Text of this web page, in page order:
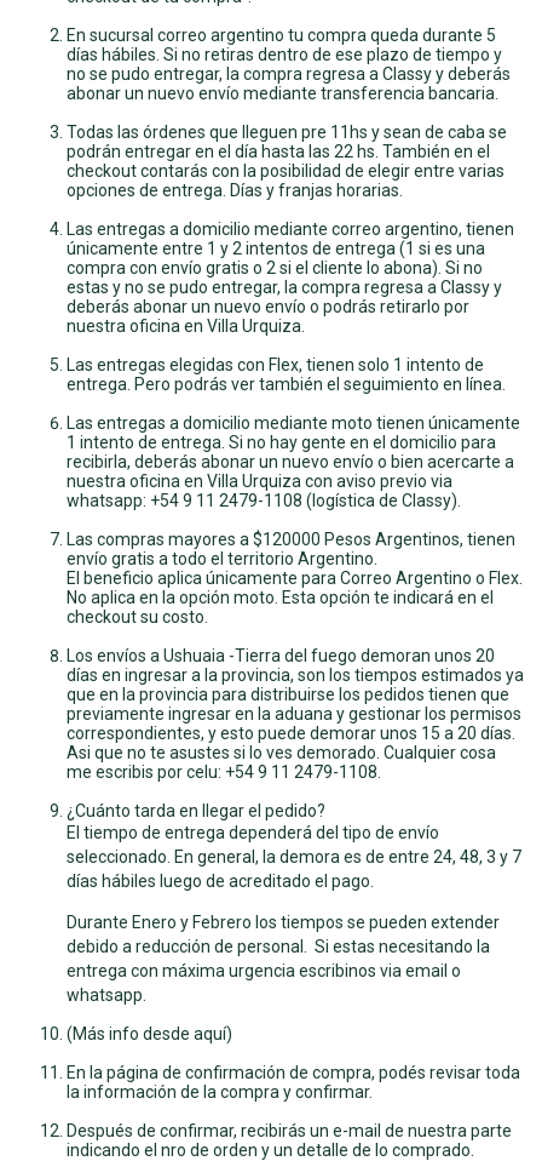
En sucursal correo argentino tu compra queda durante 5
días hábiles. Si no retiras dentro de ese plazo de tiempo y
no se pudo entregar, la compra regresa a Classy y deberás
abonar un nuevo envío mediante transferencia bancaria.
Todas las órdenes que lleguen pre 11hs y sean de caba se
podrán entregar en el día hasta las 22 hs. También en el
checkout contarás con la posibilidad de elegir entre varias
opciones de entrega. Días y franjas horarias.
Las entregas a domicilio mediante correo argentino, tienen
únicamente entre 1 y 2 intentos de entrega (1 si es una
compra con envío gratis o 2 si el cliente lo abona). Si no
estas y no se pudo entregar, la compra regresa a Classy y
deberás abonar un nuevo envío o podrás retirarlo por
nuestra oficina en Villa Urquiza.
Las entregas elegidas con Flex, tienen solo 1 intento de
entrega. Pero podrás ver también el seguimiento en línea.
Las entregas a domicilio mediante moto tienen únicamente
1 intento de entrega. Si no hay gente en el domicilio para
recibirla, deberás abonar un nuevo envío o bien acercarte a
nuestra oficina en Villa Urquiza con aviso previo via
whatsapp: +54 9 11 2479-1108 (logística de Classy).
Las compras mayores a $120000 Pesos Argentinos, tienen
envío gratis a todo el territorio Argentino.
El beneficio aplica únicamente para Correo Argentino o Flex.
No aplica en la opción moto. Esta opción te indicará en el
checkout su costo.
Los envíos a Ushuaia -Tierra del fuego demoran unos 20
días en ingresar a la provincia, son los tiempos estimados ya
que en la provincia para distribuirse los pedidos tienen que
previamente ingresar en la aduana y gestionar los permisos
correspondientes, y esto puede demorar unos 15 a 20 días.
Asi que no te asustes si lo ves demorado. Cualquier cosa
me escribis por celu: +54 9 11 2479-1108.
¿Cuánto tarda en llegar el pedido?
El tiempo de entrega dependerá del tipo de envío
seleccionado. En general, la demora es de entre 24, 48, 3 y 7
días hábiles luego de acreditado el pago.
Durante Enero y Febrero los tiempos se pueden extender
debido a reducción de personal. Si estas necesitando la
entrega con máxima urgencia escribinos via email o
whatsapp.
(Más info desde aquí)
En la página de confirmación de compra, podés revisar toda
la información de la compra y confirmar.
Después de confirmar, recibirás un e-mail de nuestra parte
indicando el nro de orden y un detalle de lo comprado.